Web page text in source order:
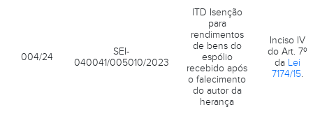
004/24
SEI-
040041/005010/2023
ITD Isenção
para
rendimentos
de bens do
espólio
recebido após
o falecimento
do autor da
herança
Inciso IV
do Art. 7º
da Lei
7174/15.